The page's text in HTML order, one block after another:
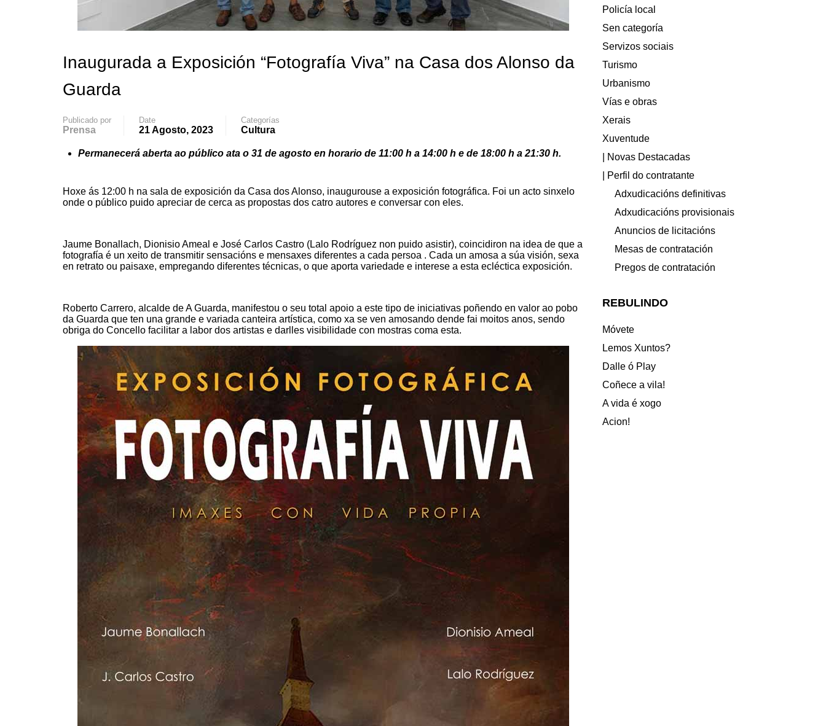
Inaugurada a Exposición “Fotografía Viva” na Casa dos Alonso da
Guarda
Publicado por
Prensa
Date
21 Agosto, 2023
Categorías
Cultura
Permanecerá aberta ao público ata o 31 de agosto en horario de 11:00 h a 14:00 h e de 18:00 h a 21:30 h.
Hoxe ás 12:00 h na sala de exposición da Casa dos Alonso, inaugurouse a exposición fotográfica. Foi un acto sinxelo
onde o público puido apreciar de cerca as propostas dos catro autores e conversar con eles.
Jaume Bonallach, Dionisio Ameal e José Carlos Castro (Lalo Rodríguez non puido asistir), coincidiron na idea de que a
fotografía é un xeito de transmitir sensacións e mensaxes diferentes a cada persoa . Cada un amosa a súa visión, sexa
en retrato ou paisaxe, empregando diferentes técnicas, o que aporta variedade e interese a esta ecléctica exposición.
Roberto Carrero, alcalde de A Guarda, manifestou o seu total apoio a este tipo de iniciativas poñendo en valor ao pobo
da Guarda que ten una grande e variada canteira artística, como xa se ven amosando dende fai moitos anos, sendo
obriga do Concello facilitar a labor dos artistas e darlles visibilidade con mostras coma esta.
Policía local
Sen categoría
Servizos sociais
Turismo
Urbanismo
Vías e obras
Xerais
Xuventude
| Novas Destacadas
| Perfil do contratante
Adxudicacións definitivas
Adxudicacións provisionais
Anuncios de licitacións
Mesas de contratación
Pregos de contratación
REBULINDO
Móvete
Lemos Xuntos?
Dalle ó Play
Coñece a vila!
A vida é xogo
Acion!